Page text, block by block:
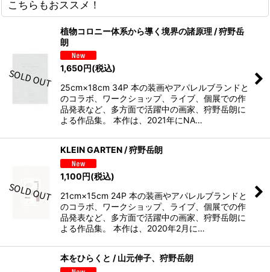
こちらもおススメ！
植物コロニー体系から導く境界の諸原理 / 狩野岳
朗
1,650円(税込)
25cm×18cm 34P 本の装画やアパレルブランドと
のコラボ、ワークショップ、ライブ、個展での作
品発表など、多方面で活躍中の画家、狩野岳朗に
よる作品集。 本作は、2021年にNA…
KLEIN GARTEN / 狩野岳朗
1,100円(税込)
21cm×15cm 24P 本の装画やアパレルブランドと
のコラボ、ワークショップ、ライブ、個展での作
品発表など、多方面で活躍中の画家、狩野岳朗に
よる作品集。 本作は、2020年2月に…
本をひらくと / 山元伸子、狩野岳朗